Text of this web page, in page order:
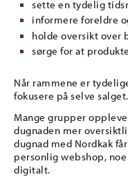
sette en tydelig
informere foreldre
holde oversikt over
sørge for at
Når rammene er
fokusere på selve salget.
Mange grupper
dugnaden mer
dugnad med Nordkak
personlig webshop,
digitalt.